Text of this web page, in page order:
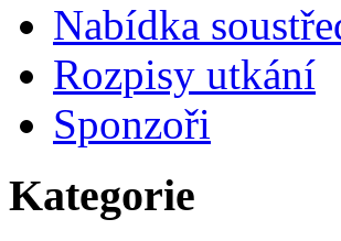
Nabídka
Rozpisy utkání
Sponzoři
Kategorie